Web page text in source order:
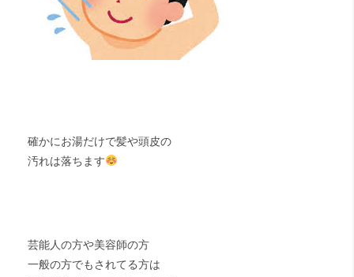
確かにお湯だけで髪や頭皮の
汚れは落ちます
芸能人の方や美容師の方
一般の方でもされてる方は